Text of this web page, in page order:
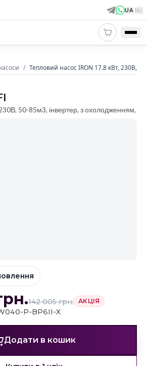
UA| RU
/ Тепловий насос IRON 17.8 кВт, 230В,
50-85м3, інвертер, з охолодженням,
142 005грн. АКЦІЯ
P-BP6II-X
Додати в кошик